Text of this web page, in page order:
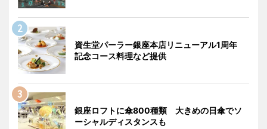
資生堂パーラー銀座本店リニューアル1周年
記念コース料理など提供
銀座ロフトに傘800種類 大きめの日傘でソ
ーシャルディスタンスも